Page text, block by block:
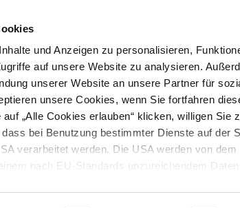
und Anzeigen zu personalisieren,
auf unsere Website zu analysieren.
unserer Website an unsere Partner für
unsere Cookies, wenn Sie fortfahren
„Alle Cookies erlauben“ klicken, willigen Sie
bei Benutzung bestimmter Dienste auf der
verarbeitet werden. Die USA werden von dem
nach EU-Standards unzureichendem